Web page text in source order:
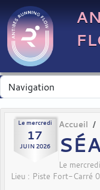
Le mercredi
17
JUIN 2026
Accueil
Le mercredi
Lieu : Piste Fort-Carré
Panneau de gestion